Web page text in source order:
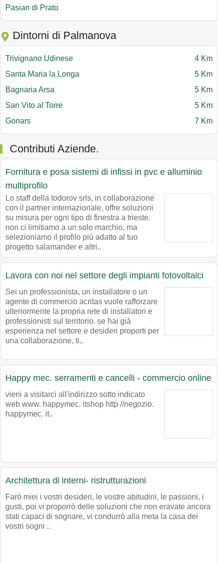
Pasian di Prato
Dintorni di Palmanova
Trivignano Udinese
4 Km
Santa Maria la Longa
5 Km
Bagnaria Arsa
5 Km
San Vito al Torre
5 Km
Gonars
7 Km
Contributi Aziende.
Fornitura e posa sistemi di infissi in pvc e alluminio
multiprofilo
Lo staff della todorov srls, in collaborazione
con il partner internazionale, offre soluzioni
su misura per ogni tipo di finestra a trieste.
non ci limitiamo a un solo marchio, ma
selezioniamo il profilo più adatto al tuo
progetto salamander e altri..
Lavora con noi nel settore degli impianti fotovoltaici
Sei un professionista, un installatore o un
agente di commercio acritas vuole rafforzare
ulteriormente la propria rete di installatori e
professionisti sul territorio. se hai già
esperienza nel settore e desideri proporti per
una collaborazione, ti..
Happy mec. serramenti e cancelli - commercio online
vieni a visitarci all'indirizzo sotto indicato
web www. happymec. itshop http //negozio.
happymec. it..
Architettura di interni- ristrutturazioni
Farò miei i vostri desideri, le vostre abitudini, le passioni, i
gusti, poi vi proporrò delle soluzioni che non eravate ancora
stati capaci di sognare, vi condurrò alla meta la casa dei
vostri sogni ..